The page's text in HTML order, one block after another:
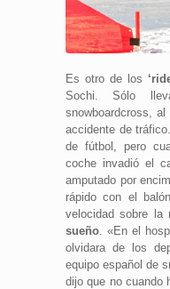
Es otro de los
Sochi. Sólo
snowboardcross,
accidente de
de fútbol, pero
coche invadió el
amputado por
rápido con el
velocidad sobre la
sueño . «En el
olvidara de los
equipo español de
dijo que no cuando